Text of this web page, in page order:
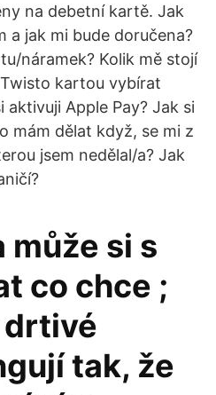
na debetní kartě. Jak
a jak mi bude doručena?
náramek? Kolik mě stojí
kartou vybírat
aktivuji Apple Pay? Jak si
mám dělat když, se mi z
jsem nedělal/a? Jak
může si s
co chce ;
drtivé
tak, že